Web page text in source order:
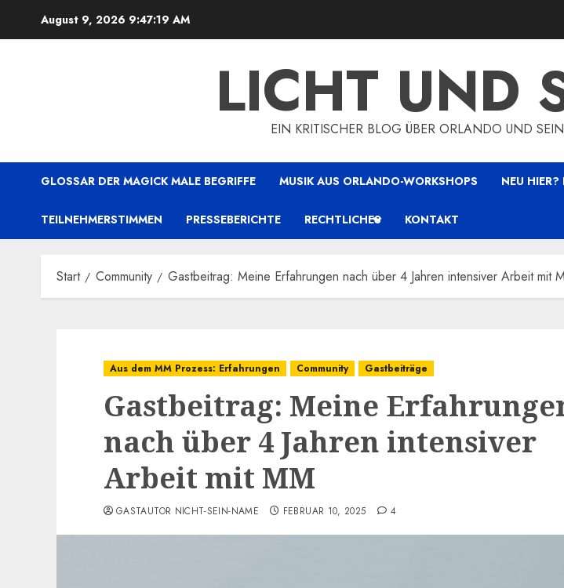
August 9, 2026 9:47:20 AM
LICHT UND
EIN KRITISCHER BLOG ÜBER ORLANDO UND
GLOSSAR DER MAGICK MALE BEGRIFFE MUSIK AUS ORLANDO-WORKSHOPS NEU
TEILNEHMERSTIMMEN PRESSEBERICHTE RECHTLICHES KONTAKT
Start Community Gastbeitrag: Meine Erfahrungen nach über 4 Jahren intensiver Arbeit mit
Aus dem MM Prozess: Erfahrungen Community Gastbeiträge
Gastbeitrag: Meine
nach über 4 Jahren intensiver
Arbeit mit MM
GASTAUTOR NICHT-SEIN-NAME FEBRUAR 10, 2025 4